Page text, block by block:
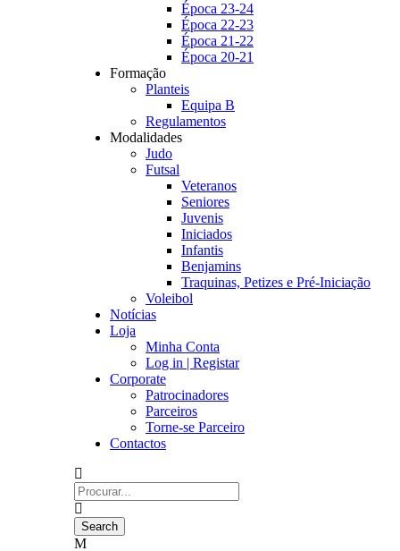
Época 23-24
Época 22-23
Época 21-22
Época 20-21
Formação
Planteis
Equipa B
Regulamentos
Modalidades
Judo
Futsal
Veteranos
Seniores
Juvenis
Iniciados
Infantis
Benjamins
Traquinas, Petizes e Pré-Iniciação
Voleibol
Notícias
Loja
Minha Conta
Log in | Registar
Corporate
Patrocinadores
Parceiros
Torne-se Parceiro
Contactos